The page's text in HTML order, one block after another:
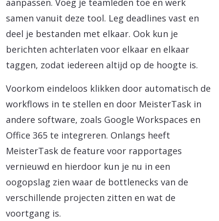
aanpassen. Voeg je teamleden toe en werk
samen vanuit deze tool. Leg deadlines vast en
deel je bestanden met elkaar. Ook kun je
berichten achterlaten voor elkaar en elkaar
taggen, zodat iedereen altijd op de hoogte is.
Voorkom eindeloos klikken door automatisch de
workflows in te stellen en door MeisterTask in
andere software, zoals Google Workspaces en
Office 365 te integreren. Onlangs heeft
MeisterTask de feature voor rapportages
vernieuwd en hierdoor kun je nu in een
oogopslag zien waar de bottlenecks van de
verschillende projecten zitten en wat de
voortgang is.